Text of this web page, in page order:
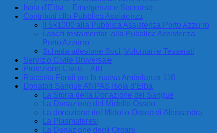
Isola d’Elba – Emergenza e Soccorso
Contributi alla Pubblica Assistenza
Il 5×1000 alla Pubblica Assistenza Porto Azzurro
Lasciti testamentari alla Pubblica Assistenza
Porto Azzurro
Scheda adesione Soci, Volontari e Tesserati
Servizio Civile Universale
Protezione Civile – AIB
Raccolta Fondi per la nuova Ambulanza 118
Donatori Sangue ANPAS Isola d’Elba
La Storia della Donazione del Sangue
La Donazione del Midollo Osseo
La donazione del Midollo Osseo di Alessandra
La Plasmaferesi
La Donazione degli Organi